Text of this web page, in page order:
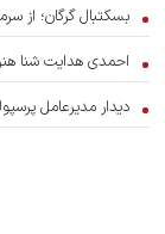
بسکتبال گرگان؛ از
احمدی هدایت شنا هنری
دیدار مدیرعامل